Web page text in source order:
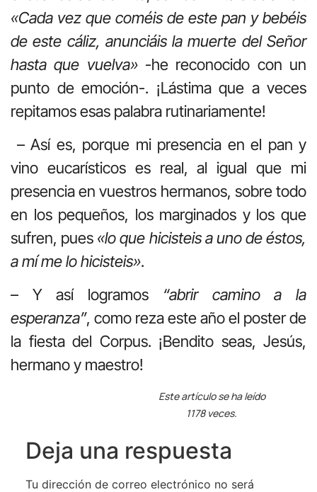
«Cada vez que coméis de este pan y bebéis
de este cáliz, anunciáis la muerte del Señor
hasta que vuelva»-he reconocido con un
punto de emoción-. ¡Lástima que a veces
repitamos esas palabra rutinariamente!
– Así es, porque mi presencia en el pan y
vino eucarísticos es real, al igual que mi
presencia en vuestros hermanos, sobre todo
en los pequeños, los marginados y los que
sufren, pues «lo que hicisteis a uno de éstos,
a mí me lo hicisteis».
– Y así logramos “abrir camino a la
esperanza”, como reza este año el poster de
la fiesta del Corpus. ¡Bendito seas, Jesús,
hermano y maestro!
Este artículo se ha leído
1178 veces.
Deja una respuesta
Tu dirección de correo electrónico no será